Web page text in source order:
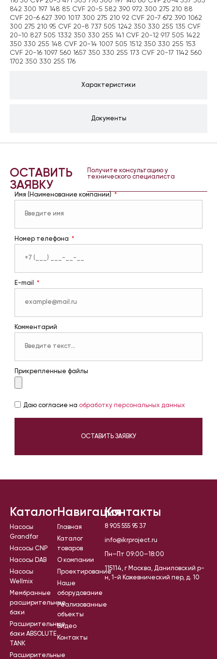
Характеристики
Документы
842 300 197 148 85 CVF 20-5 582 390 972 300 275 210 88
CVF 20-6 627 390 1017 300 275 210 92 CVF 20-7 672 390 1062
300 275 210 95 CVF 20-8 737 505 1242 350 330 255 135 CVF
20-10 827 505 1332 350 330 255 141 CVF 20-12 917 505 1422
350 330 255 148 CVF 20-14 1007 505 1512 350 330 255 153
CVF 20-16 1097 560 1657 350 330 255 173 CVF 20-17 1142 560
1702 350 330 255 176
ОСТАВИТЬ
ЗАЯВКУ
Получите консультацию у
технического специалиста
Имя (Наименование компании)
Номер телефона
E-mail
Комментарий
Прикрепленные файлы
Даю согласие на обработку персональных данных
ОСТАВИТЬ ЗАЯВКУ
Каталог
Насосы
Grandfar
Насосы CNP
Насосы DAB
Насосы
Wellmix
Мембранные
расширительные
баки
Расширительные
баки ABSOLUTE
TANK
Расширительные
Навигация
Главная
Каталог
товаров
О компании
Проектирование
Наше
оборудование
Реализованные
объекты
Видео
Контакты
Контакты
8 905 555 95 37
info@ikrproject.ru
Пн–Пт 09:00–18:00
115114, г Москва, Даниловский р-
н, 1-й Кожевнический пер, д. 10